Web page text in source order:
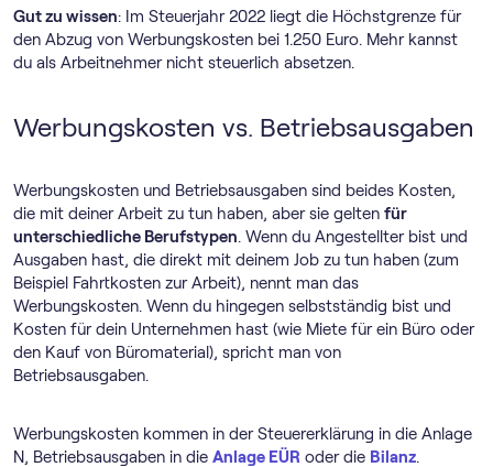
Gut zu wissen: Im Steuerjahr 2022 liegt die Höchstgrenze für
den Abzug von Werbungskosten bei 1.250 Euro. Mehr kannst
du als Arbeitnehmer nicht steuerlich absetzen.
Werbungskosten vs. Betriebsausgaben
Werbungskosten und Betriebsausgaben sind beides Kosten,
die mit deiner Arbeit zu tun haben, aber sie gelten für
unterschiedliche Berufstypen. Wenn du Angestellter bist und
Ausgaben hast, die direkt mit deinem Job zu tun haben (zum
Beispiel Fahrtkosten zur Arbeit), nennt man das
Werbungskosten. Wenn du hingegen selbstständig bist und
Kosten für dein Unternehmen hast (wie Miete für ein Büro oder
den Kauf von Büromaterial), spricht man von
Betriebsausgaben.
Werbungskosten kommen in der Steuererklärung in die Anlage
N, Betriebsausgaben in die Anlage EÜR oder die Bilanz.